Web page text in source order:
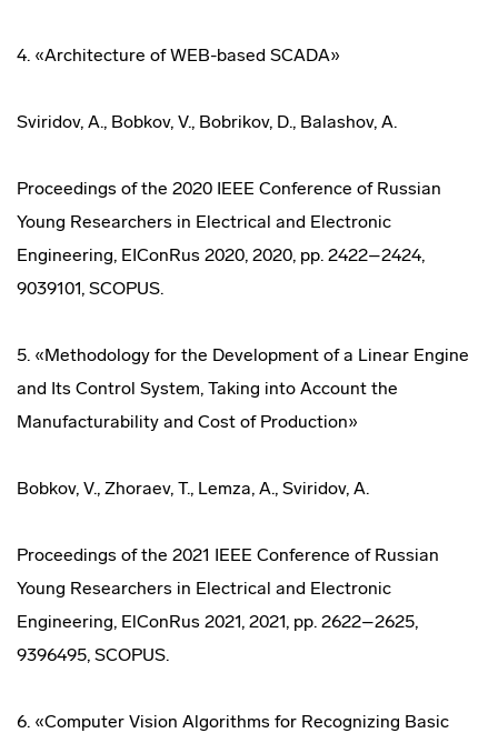
4. «Architecture of WEB-based SCADA»
Sviridov, A., Bobkov, V., Bobrikov, D., Balashov, A.
Proceedings of the 2020 IEEE Conference of Russian
Young Researchers in Electrical and Electronic
Engineering, EIConRus 2020, 2020, pp. 2422–2424,
9039101, SCOPUS.
5. «Methodology for the Development of a Linear Engine
and Its Control System, Taking into Account the
Manufacturability and Cost of Production»
Bobkov, V., Zhoraev, T., Lemza, A., Sviridov, A.
Proceedings of the 2021 IEEE Conference of Russian
Young Researchers in Electrical and Electronic
Engineering, ElConRus 2021, 2021, pp. 2622–2625,
9396495, SCOPUS.
6. «Computer Vision Algorithms for Recognizing Basic